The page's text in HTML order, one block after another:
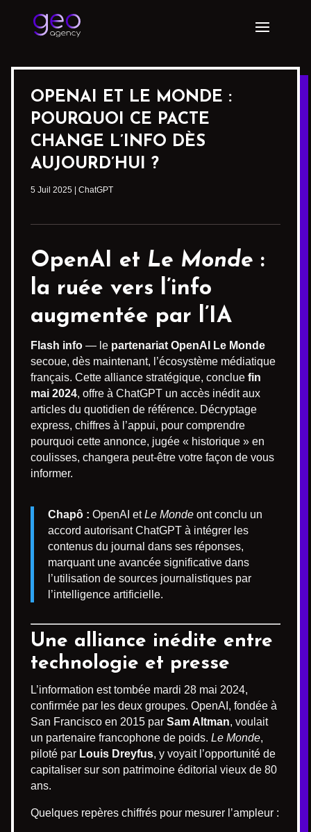
OPENAI ET LE MONDE :
POURQUOI CE PACTE
CHANGE L’INFO DÈS
AUJOURD’HUI ?
5 Juil 2025 ChatGPT
OpenAI et Le Monde :
la ruée vers l’info
augmentée par l’IA
Flash info — le partenariat OpenAI Le Monde
secoue, dès maintenant, l’écosystème médiatique
français. Cette alliance stratégique, conclue fin
mai 2024, offre à ChatGPT un accès inédit aux
articles du quotidien de référence. Décryptage
express, chiffres à l’appui, pour comprendre
pourquoi cette annonce, jugée « historique » en
coulisses, changera peut-être votre façon de vous
informer.
Chapô : OpenAI etLe Monde ont conclu un
accord autorisant ChatGPT à intégrer les
contenus du journal dans ses réponses,
marquant une avancée significative dans
l’utilisation de sources journalistiques par
l’intelligence artificielle.
Une alliance inédite entre
technologie et presse
L’information est tombée mardi 28 mai 2024,
confirmée par les deux groupes. OpenAI, fondée à
San Francisco en 2015 par Sam Altman, voulait
un partenaire francophone de poids. Le Monde,
piloté par Louis Dreyfus, y voyait l’opportunité de
capitaliser sur son patrimoine éditorial vieux de 80
ans.
Quelques repères chiffrés pour mesurer l’ampleur :